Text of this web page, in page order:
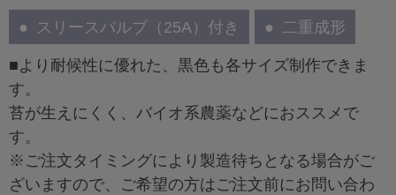
スリースバルブ（25A）付き 二重成形
■より耐候性に優れた、黒色も各サイズ制作できま
す。
苔が生えにくく、バイオ系農薬などにおススメで
す。
※ご注文タイミングにより製造待ちとなる場合がご
ざいますので、ご希望の方はご注文前にお問い合わ